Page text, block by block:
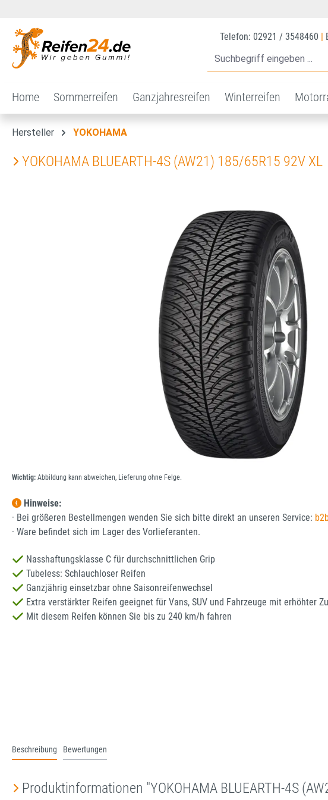
Telefon: 02921 / 3548460
Home Sommerreifen Ganzjahresreifen Winterreifen
Hersteller YOKOHAMA
YOKOHAMA BLUEARTH-4S (AW21) 185/65R15 92V XL
Wichtig: Abbildung kann abweichen, Lieferung ohne Felge.
Hinweise:
· Bei größeren Bestellmengen wenden Sie sich bitte direkt an unseren Service:
· Ware befindet sich im Lager des Vorlieferanten.
Nasshaftungsklasse C für durchschnittlichen Grip
Tubeless: Schlauchloser Reifen
Ganzjährig einsetzbar ohne Saisonreifenwechsel
Extra verstärkter Reifen geeignet für Vans, SUV und Fahrzeuge mit erhöhter
Mit diesem Reifen können Sie bis zu 240 km/h fahren
Beschreibung Bewertungen
Produktinformationen "YOKOHAMA BLUEARTH-4S